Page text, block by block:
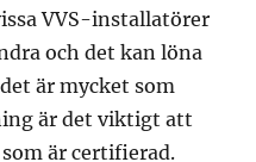
VVS-installatörer
och det kan löna
är mycket som
är det viktigt att
är certifierad.